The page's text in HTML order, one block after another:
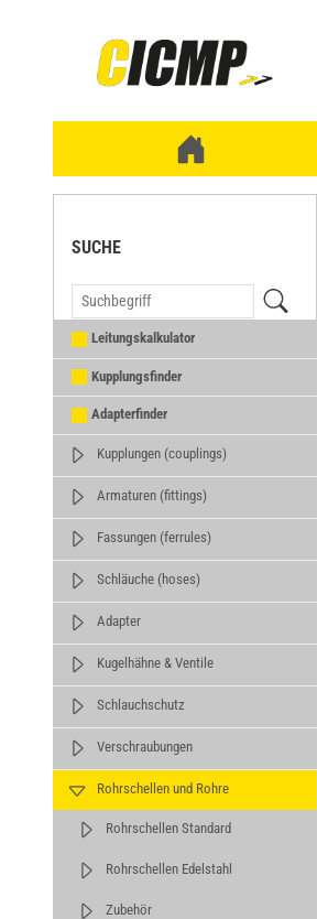
SUCHE
Leitungskalkulator
Kupplungsfinder
Adapterfinder
Kupplungen (couplings)
Armaturen (fittings)
Fassungen (ferrules)
Schläuche (hoses)
Adapter
Kugelhähne & Ventile
Schlauchschutz
Verschraubungen
Rohrschellen und Rohre
Rohrschellen Standard
Rohrschellen Edelstahl
Zubehör